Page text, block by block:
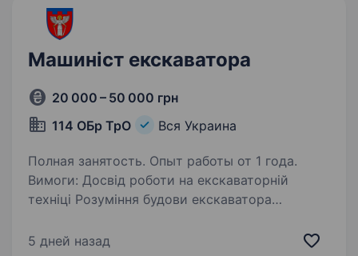
Машиніст екскаватора
20 000 – 50 000 грн
114 ОБр ТрО
Вся Украина
Полная занятость. Опыт работы от 1 года.
Вимоги: Досвід роботи на екскаваторній
техніці Розуміння будови екскаватора
(при необхідності) Наявність різних
5 дней назад